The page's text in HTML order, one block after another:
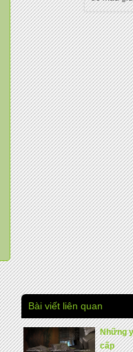
Bài viết liên quan
Những
cấp